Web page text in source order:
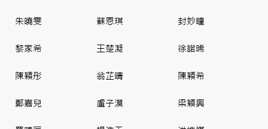
朱曉雯 蘇恩琪 封妙瞳
黎家希 王楚凝 徐諾晞
陳穎彤 翁芷晴 陳穎希
鄭嘉兒 盧子漠 梁穎興